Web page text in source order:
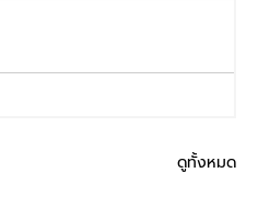
ดูทั้งหมด